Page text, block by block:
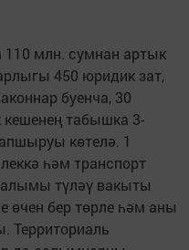
млн. сумнан артык
450 юридик зат,
буенча, 30
кешенең табышка 3-
көтелә. 1
һәм транспорт
түләү вакыты
өчен бер төрле һәм аны
Территориаль